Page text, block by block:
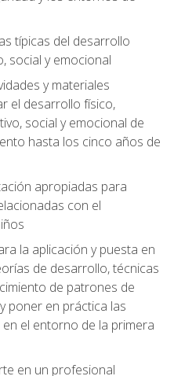
típicas del desarrollo
social y emocional
y materiales
el desarrollo físico,
social y emocional de
hasta los cinco años de
apropiadas para
con el
la aplicación y puesta en
de desarrollo, técnicas
de patrones de
poner en práctica las
el entorno de la primera
en un profesional